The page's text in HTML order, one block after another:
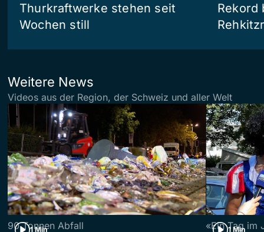
Thurkraftwerke stehen seit
Wochen still
Rekord
Weitere News
Videos aus der Region, der Schweiz und aller Welt
1 Min
90 Tonnen Abfall 1 Min
«Ein Tag im